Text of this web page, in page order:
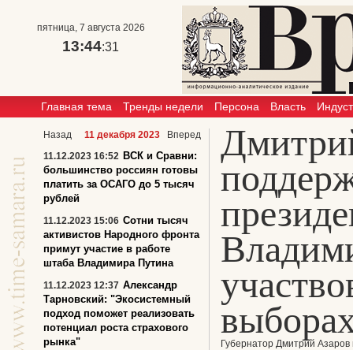
пятница, 7 августа 2026
13:44:31
Главная тема Тренды недели Персона Власть
Губернатор Дмитрий
Назад 11 декабря 2023
Вперед
11.12.2023 16:52 ВСК и Сравни:
большинство россиян готовы
платить за ОСАГО до 5 тысяч
рублей
11.12.2023 15:06 Сотни тысяч
активистов Народного фронта
примут участие в работе
штаба Владимира Путина
11.12.2023 12:37 Александр
Тарновский: "Экосистемный
подход поможет реализовать
потенциал роста страхового
рынка"